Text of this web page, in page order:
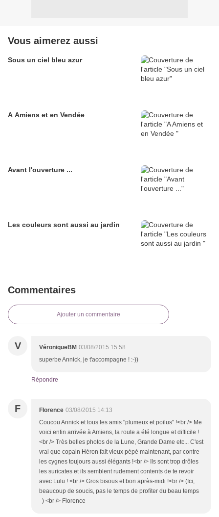
Vous aimerez aussi
Sous un ciel bleu azur
A Amiens et en Vendée
Avant l'ouverture ...
Les couleurs sont aussi au jardin
Commentaires
Ajouter un commentaire
V VéroniqueBM 03/08/2015 15:58
superbe Annick, je t'accompagne ! :-))
Répondre
F Florence 03/08/2015 14:13
Coucou Annick et tous les amis "plumeux et poilus" !<br /> Me
voici enfin arrivée à Amiens, la route a été longue et difficile !
<br /> Très belles photos de la Lune, Grande Dame etc... C'est
vrai que copain Héron fait vieux pépé maintenant, par contre
les cygnes toujours aussi élégants !<br /> Ils sont trop drôles
les suricates et ils semblent rudement contents de te revoir
avec Lulu ! <br /> Gros bisous et bon après-midi !<br /> (Ici,
beaucoup de soucis, pas le temps de profiter du beau temps
) <br /> Florence